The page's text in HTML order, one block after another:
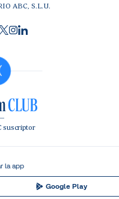
ABC, S.L.U.
suscriptor
la app
Google Play